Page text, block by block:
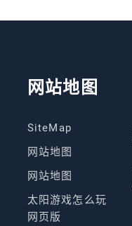
网站地图
SiteMap
网站地图
网站地图
太阳游戏怎么玩
网页版